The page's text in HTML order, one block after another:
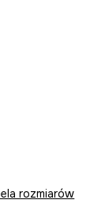
rozmiarów